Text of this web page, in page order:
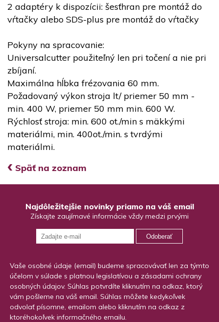
2 adaptéry k dispozícii: šesťhran pre montáž do
vŕtačky alebo SDS-plus pre montáž do vŕtačky
Pokyny na spracovanie:
Universalcutter použiteľný len pri točení a nie pri
zbíjaní.
Maximálna hĺbka frézovania 60 mm.
Požadovaný výkon stroja lt/priemer 50 mm -
min. 400 W, priemer 50 mm min. 600 W.
Rýchlosť stroja: min. 600 ot./min s mäkkými
materiálmi, min. 400ot./min. s tvrdými
materiálmi.
‹ Späť na zoznam
Najdôležitejšie novinky priamo na váš email
Získajte zaujímavé informácie vždy medzi prvými
Odoberať
Vaše osobné údaje (email) budeme spracovávať len za týmto
účelom v súlade s platnou legislatívou a zásadami ochrany
osobných údajov. Súhlas potvrdíte kliknutím na odkaz, ktorý
vám pošleme na váš email. Súhlas môžete kedykoľvek
odvolať písomne, emailom alebo kliknutím na odkaz z
ktoréhokoľvek informačného emailu.